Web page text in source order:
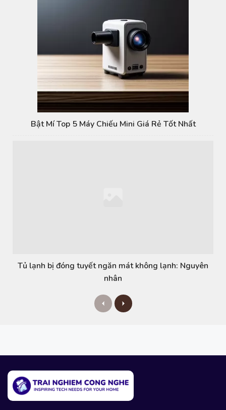
Bật Mí Top 5 Máy Chiếu Mini Giá Rẻ Tốt Nhất
Tủ lạnh bị đóng tuyết ngăn mát không lạnh: Nguyên
nhân
P
r
u
N
e